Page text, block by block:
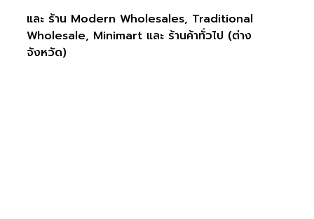
และ ร้าน Modern Wholesales, Traditional
Wholesale, Minimart และ ร้านค้าทั่วไป (ต่าง
จังหวัด)